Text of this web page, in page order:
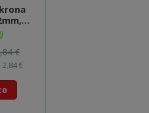
- D-
€
€